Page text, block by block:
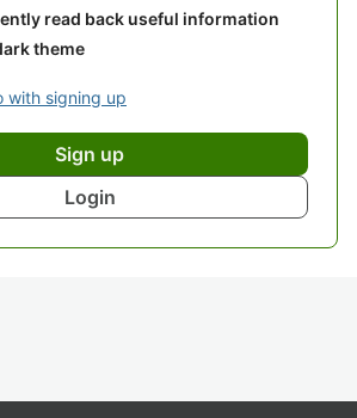
read back useful information
theme
with signing up
Sign up
Login